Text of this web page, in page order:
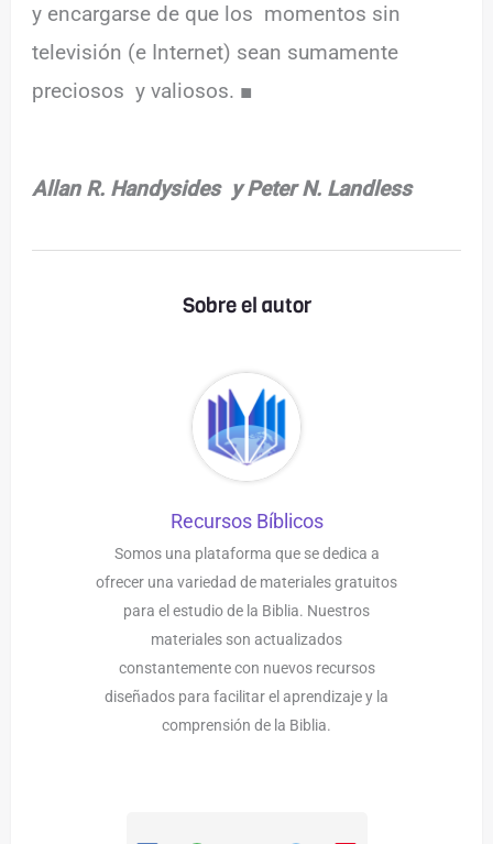
y encargarse de que los momentos sin
televisión (e Internet) sean sumamente
preciosos y valiosos. ■
Allan R. Handysides y Peter N. Landless
Sobre el autor
Recursos Bíblicos
Somos una plataforma que se dedica a
ofrecer una variedad de materiales gratuitos
para el estudio de la Biblia. Nuestros
materiales son actualizados
constantemente con nuevos recursos
diseñados para facilitar el aprendizaje y la
comprensión de la Biblia.